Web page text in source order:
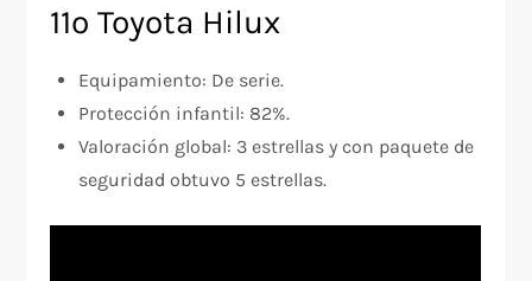
11º Toyota Hilux
Equipamiento: De serie.
Protección infantil: 82%.
Valoración global: 3 estrellas y con paquete de
seguridad obtuvo 5 estrellas.